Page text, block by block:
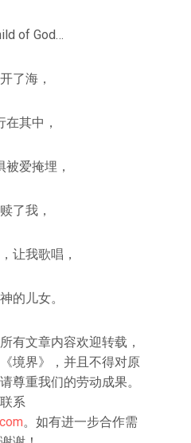
of God…
了海，
在其中，
被爱掩埋，
了我，
让我歌唱，
的儿女。
所有文章内容欢迎转载，
境界》，并且不得对原
尊重我们的劳动成果。
系
。如有进一步合作需